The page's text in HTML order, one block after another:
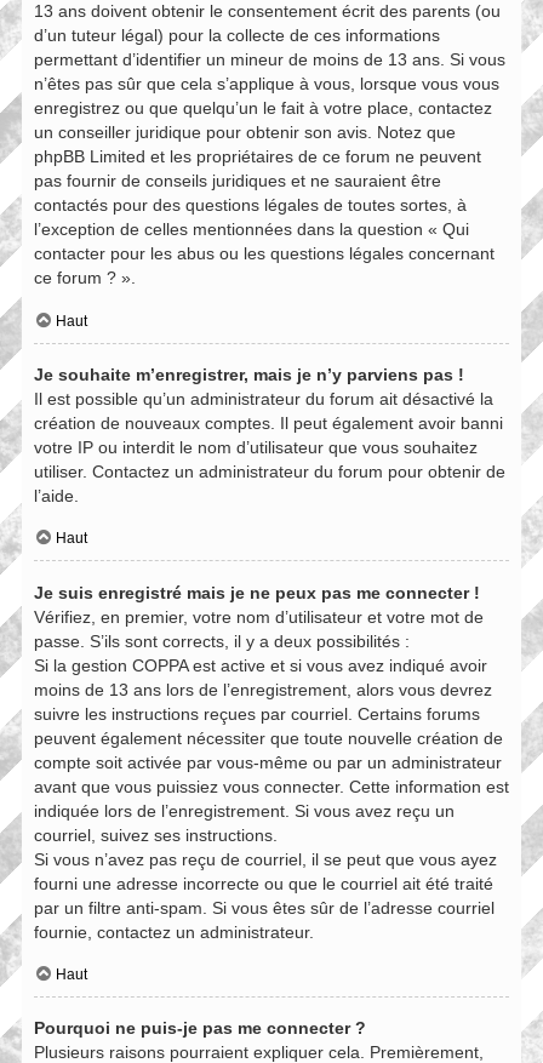
13 ans doivent obtenir le consentement écrit des parents (ou
d’un tuteur légal) pour la collecte de ces informations
permettant d’identifier un mineur de moins de 13 ans. Si vous
n’êtes pas sûr que cela s’applique à vous, lorsque vous vous
enregistrez ou que quelqu’un le fait à votre place, contactez
un conseiller juridique pour obtenir son avis. Notez que
phpBB Limited et les propriétaires de ce forum ne peuvent
pas fournir de conseils juridiques et ne sauraient être
contactés pour des questions légales de toutes sortes, à
l’exception de celles mentionnées dans la question « Qui
contacter pour les abus ou les questions légales concernant
ce forum ? ».
Haut
Je souhaite m’enregistrer, mais je n’y parviens pas !
Il est possible qu’un administrateur du forum ait désactivé la
création de nouveaux comptes. Il peut également avoir banni
votre IP ou interdit le nom d’utilisateur que vous souhaitez
utiliser. Contactez un administrateur du forum pour obtenir de
l’aide.
Haut
Je suis enregistré mais je ne peux pas me connecter !
Vérifiez, en premier, votre nom d’utilisateur et votre mot de
passe. S’ils sont corrects, il y a deux possibilités :
Si la gestion COPPA est active et si vous avez indiqué avoir
moins de 13 ans lors de l’enregistrement, alors vous devrez
suivre les instructions reçues par courriel. Certains forums
peuvent également nécessiter que toute nouvelle création de
compte soit activée par vous-même ou par un administrateur
avant que vous puissiez vous connecter. Cette information est
indiquée lors de l’enregistrement. Si vous avez reçu un
courriel, suivez ses instructions.
Si vous n’avez pas reçu de courriel, il se peut que vous ayez
fourni une adresse incorrecte ou que le courriel ait été traité
par un filtre anti-spam. Si vous êtes sûr de l’adresse courriel
fournie, contactez un administrateur.
Haut
Pourquoi ne puis-je pas me connecter ?
Plusieurs raisons pourraient expliquer cela. Premièrement,